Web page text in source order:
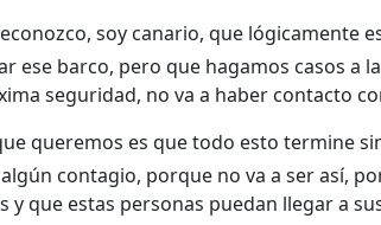
soy canario, que lógicamente
ese barco, pero que hagamos casos a
seguridad, no va a haber contacto
queremos es que todo esto termine
contagio, porque no va a ser así,
y que estas personas puedan llegar a